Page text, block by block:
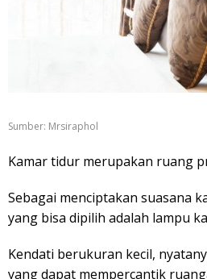
Sumber: Mrsiraphol
Kamar tidur merupakan ruang
Sebagai menciptakan suasana
yang bisa dipilih adalah lampu
Kendati berukuran kecil,
yang dapat mempercantik